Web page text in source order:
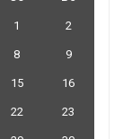
1 2
8 9
15 16
22 23